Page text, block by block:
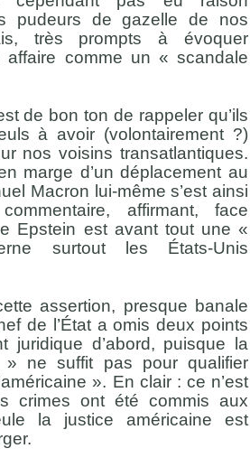
pudeurs de gazelle de nos
très prompts à évoquer
affaire comme un « scandale
de bon ton de rappeler qu’ils
à avoir (volontairement ?)
nos voisins transatlantiques.
marge d’un déplacement au
Macron lui-même s’est ainsi
affirmant, face
Epstein est avant tout une «
surtout les États-Unis
assertion, presque banale
de l’État a omis deux points
juridique d’abord, puisque la
ne suffit pas pour qualifier
». En clair : ce n’est
crimes ont été commis aux
la justice américaine est